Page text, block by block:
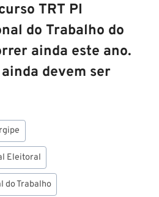
TRT PI
do Trabalho do
ainda este ano.
devem ser
Eleitoral
do Trabalho